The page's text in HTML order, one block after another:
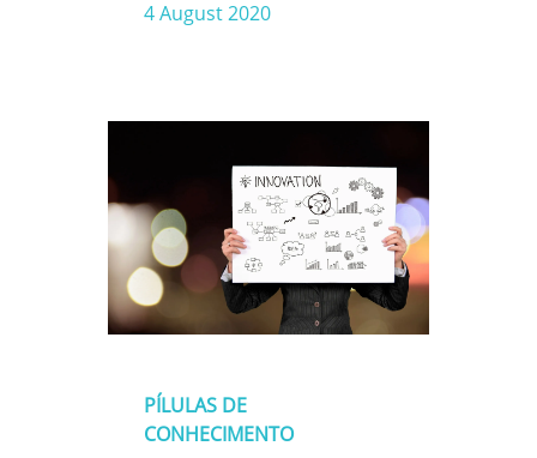
4 August 2020
PÍLULAS DE
CONHECIMENTO